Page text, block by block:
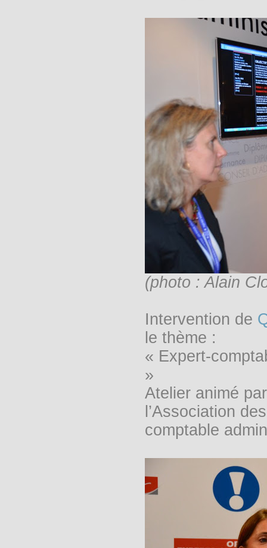
(photo : Alain
Intervention de
le thème :
« Expert-
»
Atelier animé
l’Association
comptable